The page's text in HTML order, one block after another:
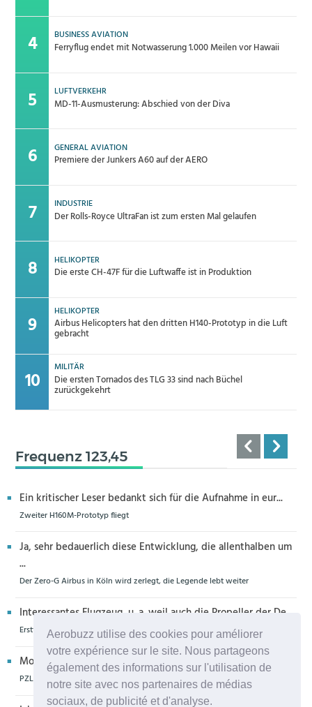
Aerobuzz utilise des cookies pour améliorer
votre expérience sur le site. Nous partageons
également des informations sur l'utilisation de
notre site avec nos partenaires de médias
sociaux, de publicité et d'analyse.
BUSINESS AVIATION
Ferryflug endet mit Notwasserung 1.000 Meilen vor Hawaii
LUFTVERKEHR
MD-11-Ausmusterung: Abschied von der Diva
GENERAL AVIATION
Premiere der Junkers A60 auf der AERO
INDUSTRIE
Der Rolls-Royce UltraFan ist zum ersten Mal gelaufen
HELIKOPTER
Die erste CH-47F für die Luftwaffe ist in Produktion
HELIKOPTER
Airbus Helicopters hat den dritten H140-Prototyp in die Luft
gebracht
MILITÄR
Die ersten Tornados des TLG 33 sind nach Büchel
zurückgekehrt
Frequenz 123,45
Ein kritischer Leser bedankt sich für die Aufnahme in eur...
Zweiter H160M-Prototyp fliegt
Ja, sehr bedauerlich diese Entwicklung, die allenthalben um
...
Der Zero-G Airbus in Köln wird zerlegt, die Legende lebt weiter
Interessantes Flugzeug, u. a. weil auch die Propeller der De...
Erstflug der Piper Seminole DX mit DeltaHawk-Motoren
Moin aus Schiffdorf, danke für die Nachricht. Ich meine,da...
PZL Mielec fertigt die ersten S-70 Firehawk